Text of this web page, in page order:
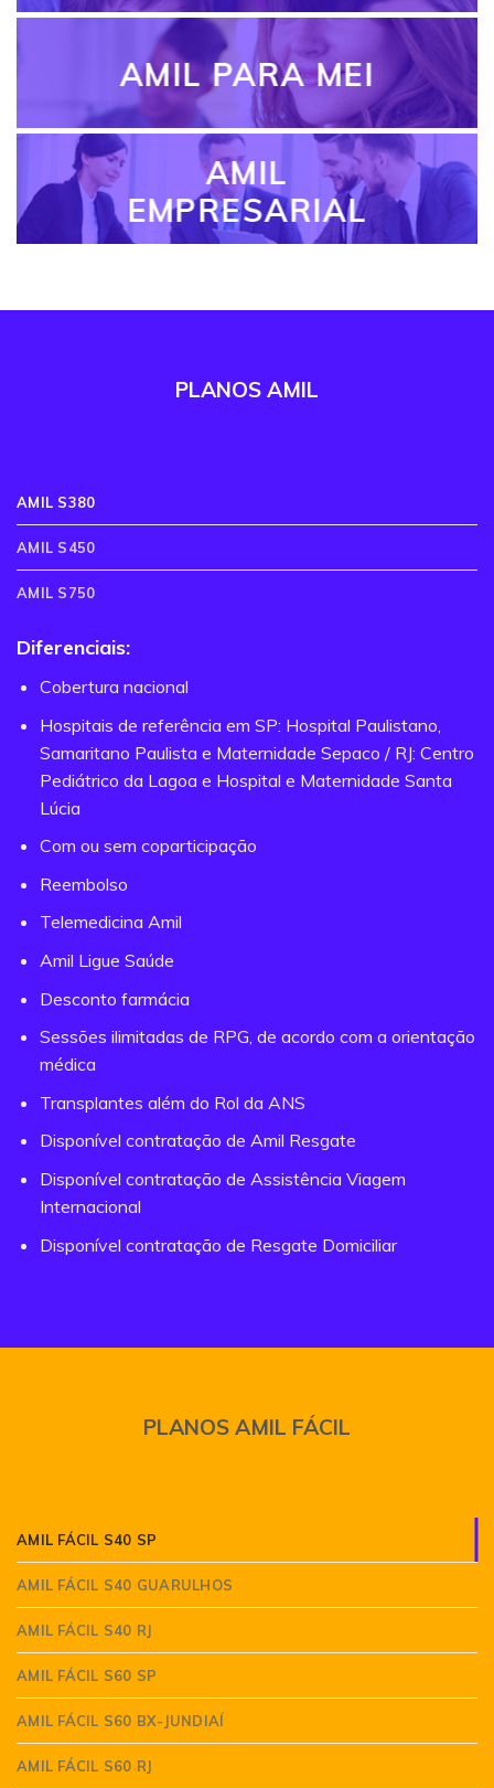
AMIL PARA MEI
AMIL
EMPRESARIAL
PLANOS AMIL
AMIL S380
AMIL S450
AMIL S750
Diferenciais:
Cobertura nacional
Hospitais de referência em SP: Hospital Paulistano,
Samaritano Paulista e Maternidade Sepaco / RJ: Centro
Pediátrico da Lagoa e Hospital e Maternidade Santa
Lúcia
Com ou sem coparticipação
Reembolso
Telemedicina Amil
Amil Ligue Saúde
Desconto farmácia
Sessões ilimitadas de RPG, de acordo com a orientação
médica
Transplantes além do Rol da ANS
Disponível contratação de Amil Resgate
Disponível contratação de Assistência Viagem
Internacional
Disponível contratação de Resgate Domiciliar
PLANOS AMIL FÁCIL
AMIL FÁCIL S40 SP
AMIL FÁCIL S40 GUARULHOS
AMIL FÁCIL S40 RJ
AMIL FÁCIL S60 SP
AMIL FÁCIL S60 BX-JUNDIAÍ
AMIL FÁCIL S60 RJ